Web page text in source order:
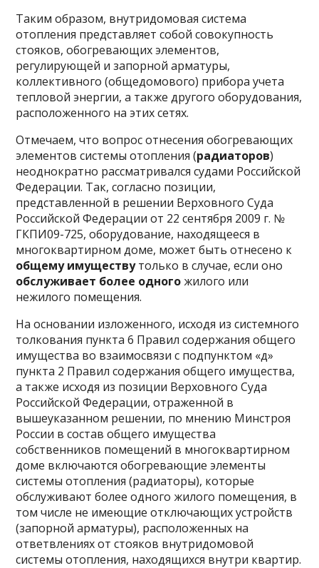
Таким образом, внутридомовая система
отопления представляет собой совокупность
стояков, обогревающих элементов,
регулирующей и запорной арматуры,
коллективного (общедомового) прибора учета
тепловой энергии, а также другого оборудования,
расположенного на этих сетях.
Отмечаем, что вопрос отнесения обогревающих
элементов системы отопления (радиаторов)
неоднократно рассматривался судами Российской
Федерации. Так, согласно позиции,
представленной в решении Верховного Суда
Российской Федерации от 22 сентября 2009 г. №
ГКПИ09-725, оборудование, находящееся в
многоквартирном доме, может быть отнесено к
общему имуществутолько в случае, если оно
обслуживает более одногожилого или
нежилого помещения.
На основании изложенного, исходя из системного
толкования пункта 6 Правил содержания общего
имущества во взаимосвязи с подпунктом «д»
пункта 2 Правил содержания общего имущества,
а также исходя из позиции Верховного Суда
Российской Федерации, отраженной в
вышеуказанном решении, по мнению Минстроя
России в состав общего имущества
собственников помещений в многоквартирном
доме включаются обогревающие элементы
системы отопления (радиаторы), которые
обслуживают более одного жилого помещения, в
том числе не имеющие отключающих устройств
(запорной арматуры), расположенных на
ответвлениях от стояков внутридомовой
системы отопления, находящихся внутри квартир.